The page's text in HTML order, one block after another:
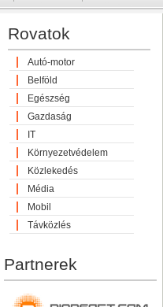
Rovatok
Autó-motor
Belföld
Egészség
Gazdaság
IT
Környezetvédelem
Közlekedés
Média
Mobil
Távközlés
Partnerek